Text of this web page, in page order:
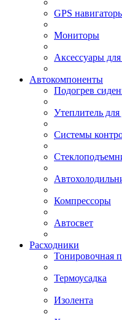
GPS
Мониторы
Аксессуары
Автокомпоненты
Подогрев
Утеплитель для
Системы
Компрессоры
Автосвет
Расходники
Тонировочная
Термоусадка
Изолента